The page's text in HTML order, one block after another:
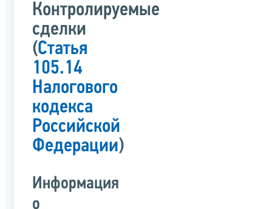
Контролируемые
сделки
(Статья
105.14
Налогового
кодекса
Российской
Федерации)
Информация
о